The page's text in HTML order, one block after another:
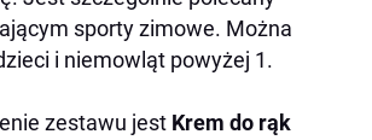
sporty zimowe. Można
i niemowląt powyżej 1.
zestawu jest Krem do rąk